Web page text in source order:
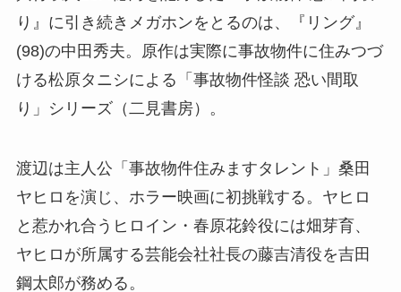
り』に引き続きメガホンをとるのは、『リング』
(98)の中田秀夫。原作は実際に事故物件に住みつづ
ける松原タニシによる「事故物件怪談 恐い間取
り」シリーズ（二見書房）。
渡辺は主人公「事故物件住みますタレント」桑田
ヤヒロを演じ、ホラー映画に初挑戦する。ヤヒロ
と惹かれ合うヒロイン・春原花鈴役には畑芽育、
ヤヒロが所属する芸能会社社長の藤吉清役を吉田
鋼太郎が務める。